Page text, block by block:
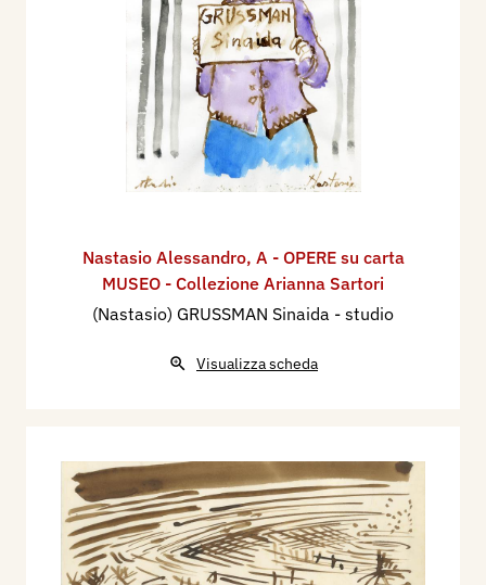
Nastasio Alessandro, A - OPERE su carta
MUSEO - Collezione Arianna Sartori
(Nastasio) GRUSSMAN Sinaida - studio
Visualizza scheda